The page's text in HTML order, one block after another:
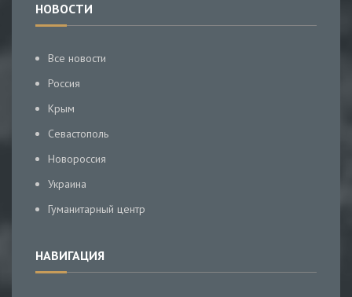
НОВОСТИ
Все новости
Россия
Крым
Севастополь
Новороссия
Украина
Гуманитарный центр
НАВИГАЦИЯ